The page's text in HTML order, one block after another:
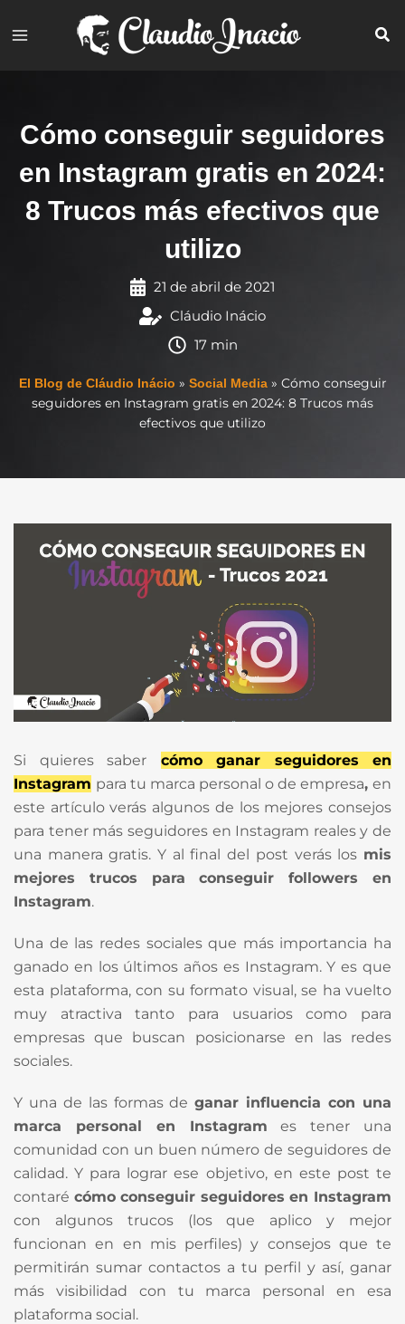
Cómo conseguir seguidores
en Instagram gratis en 2024:
8 Trucos más efectivos que
utilizo
21 de abril de 2021
Cláudio Inácio
17 min
El Blog de Cláudio Inácio » Social Media» Cómo conseguir
seguidores en Instagram gratis en 2024: 8 Trucos más
efectivos que utilizo
Si quieres saber
cómo ganar seguidores en
Instagram para tu marca personal o de empresa, en
este artículo verás algunos de los mejores consejos
para tener más seguidores en Instagram reales y de
una manera gratis. Y al final del post verás los mis
mejores trucos para conseguir followers en
Instagram.
Una de las redes sociales que más importancia ha
ganado en los últimos años es Instagram. Y es que
esta plataforma, con su formato visual, se ha vuelto
muy atractiva tanto para usuarios como para
empresas que buscan posicionarse en las redes
sociales.
Y una de las formas deganar influencia con una
marca personal en Instagram es tener una
comunidad con un buen número de seguidores de
calidad. Y para lograr ese objetivo, en este post te
contaré cómo conseguir seguidores en Instagram
con algunos trucos (los que aplico y mejor
funcionan en en mis perfiles) y consejos que te
permitirán sumar contactos a tu perfil y así, ganar
más visibilidad con tu marca personal en esa
plataforma social.